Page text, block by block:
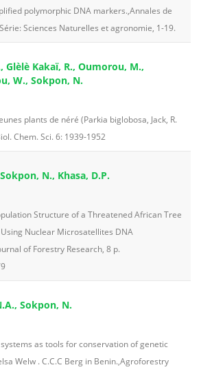
polymorphic DNA markers.,Annales de
Sciences Naturelles et agronomie, 1-19.
Glèlè Kakaï, R., Oumorou, M.,
W., Sokpon, N.
plants de néré (Parkia biglobosa, Jack, R.
Chem. Sci. 6: 1939-1952
N., Khasa, D.P.
Structure of a Threatened African Tree
Nuclear Microsatellites DNA
of Forestry Research, 8 p.
Sokpon, N.
as tools for conservation of genetic
Welw . C.C.C Berg in Benin.,Agroforestry